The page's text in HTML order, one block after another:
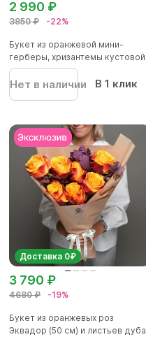
3850 ₽ -22%
2 990 ₽
Букет из оранжевой мини-
герберы, хризантемы кустовой
же...
Нет в наличии В 1 клик
Доставка 0₽
4680 ₽ -19%
3 790 ₽
Букет из оранжевых роз
Эквадор (50 см) и листьев дуба